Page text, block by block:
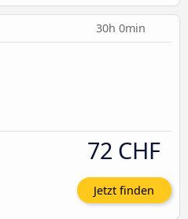
30h 0min
72 CHF
Jetzt finden